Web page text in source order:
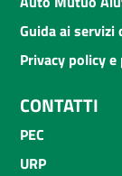
Guida ai servizi
Privacy policy
CONTATTI
PEC
URP